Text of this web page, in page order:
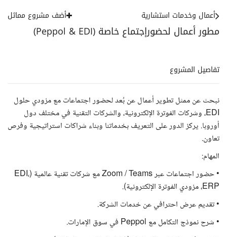
مطور أعمال لحضورإجتماع خاصة (Peppol & EDI)
أعمال وخدمات استشارية أضف مشروع مماثل
تفاصيل المشروع
نبحث عن ممثل تطوير أعمال عن بُعد لحضور اجتماعات مع مزودي حلول
EDI، وشركات الفوترة الإلكترونية، والشركات التقنية في مختلف دول
أوروبا. يركز الدور على التعريف بخدماتنا وبناء شراكات استراتيجية وفرص
تعاون.
المهام:
• حضور اجتماعات عبر Zoom / Teams مع شركات تقنية عالمية (EDI،
ERP، مزودي الفوترة الإلكترونية).
• تقديم عرض احترافي عن خدمات الشركة.
• شرح نموذج التكامل مع Peppol في سوق الإمارات.